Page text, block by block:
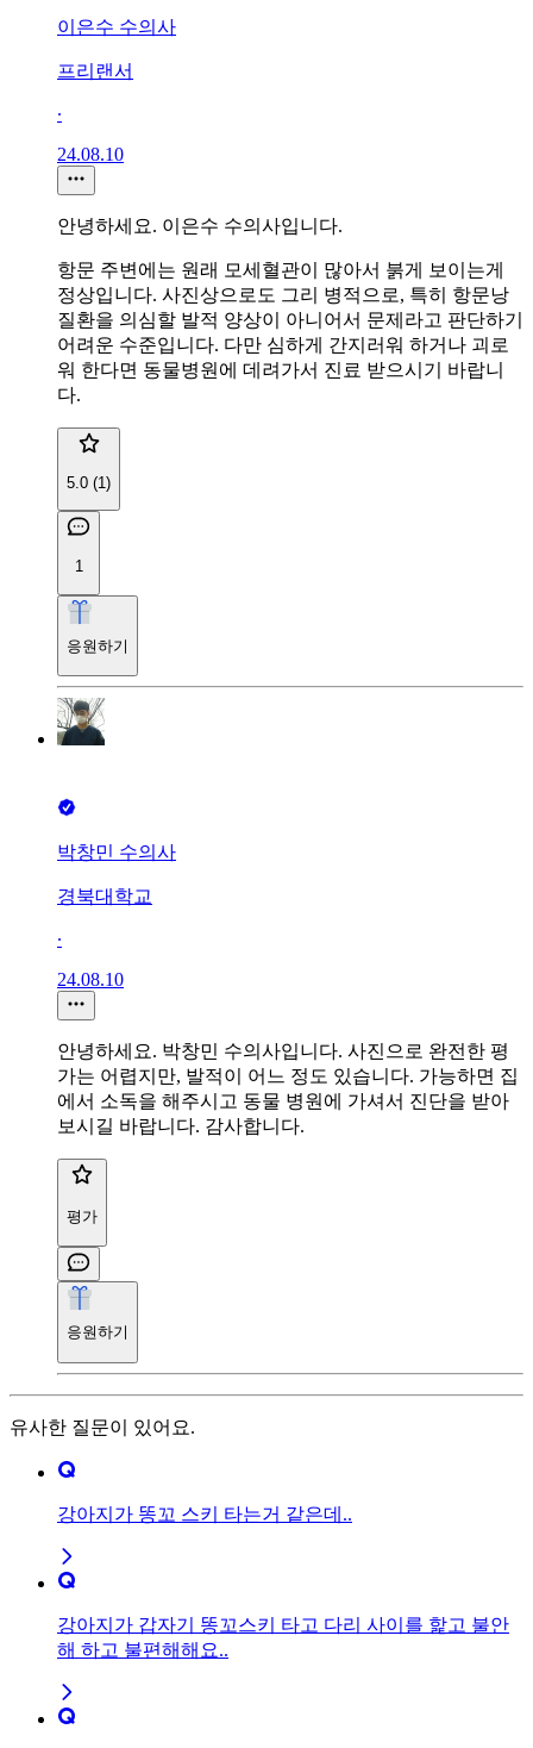
이은수 수의사
프리랜서
∙
24.08.10
안녕하세요. 이은수 수의사입니다.
항문 주변에는 원래 모세혈관이 많아서 붉게 보이는게
정상입니다. 사진상으로도 그리 병적으로, 특히 항문낭
질환을 의심할 발적 양상이 아니어서 문제라고 판단하기
어려운 수준입니다. 다만 심하게 간지러워 하거나 괴로
워 한다면 동물병원에 데려가서 진료 받으시기 바랍니
다.
5.0 (1)
1
응원하기
박창민 수의사
경북대학교
∙
24.08.10
안녕하세요. 박창민 수의사입니다. 사진으로 완전한 평
가는 어렵지만, 발적이 어느 정도 있습니다. 가능하면 집
에서 소독을 해주시고 동물 병원에 가셔서 진단을 받아
보시길 바랍니다. 감사합니다.
평가
응원하기
유사한 질문이 있어요.
강아지가 똥꼬 스키 타는거 같은데..
강아지가 갑자기 똥꼬스키 타고 다리 사이를 핥고 불안
해 하고 불편해해요..